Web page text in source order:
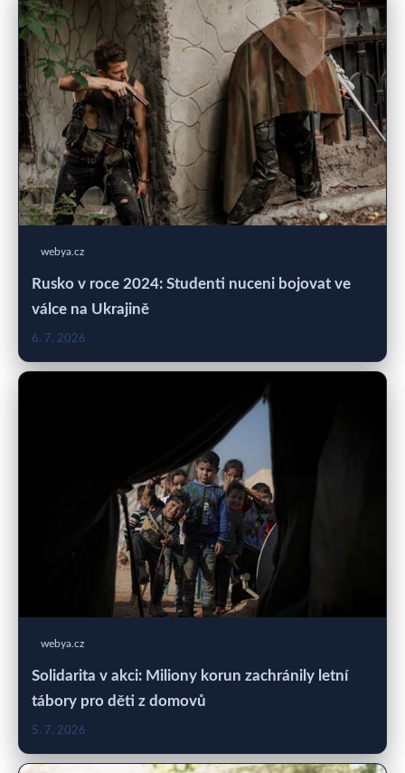
webya.cz
Rusko v roce 2024: Studenti nuceni bojovat ve
válce na Ukrajině
6. 7. 2026
webya.cz
Solidarita v akci: Miliony korun zachránily letní
tábory pro děti z domovů
5. 7. 2026